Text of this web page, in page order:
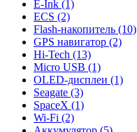
E-Ink (1)
ECS (2)
Flash-накопитель (10)
GPS навигатор (2)
Hi-Tech (13)
Micro USB (1)
OLED-дисплеи (1)
Seagate (3)
SpaceX (1)
Wi-Fi (2)